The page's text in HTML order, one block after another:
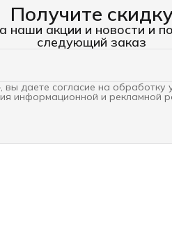
Получите скидку
наши акции и новости и
следующий заказ
вы даете согласие на обработку
информационной и рекламной